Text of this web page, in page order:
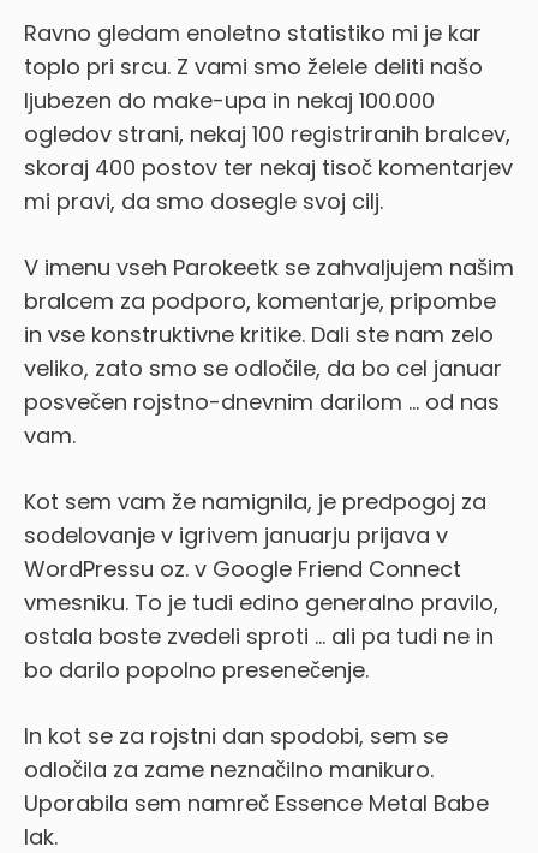
Ravno gledam enoletno statistiko mi je kar
toplo pri srcu. Z vami smo želele deliti našo
ljubezen do make-upa in nekaj 100.000
ogledov strani, nekaj 100 registriranih bralcev,
skoraj 400 postov ter nekaj tisoč komentarjev
mi pravi, da smo dosegle svoj cilj.
V imenu vseh Parokeetk se zahvaljujem našim
bralcem za podporo, komentarje, pripombe
in vse konstruktivne kritike. Dali ste nam zelo
veliko, zato smo se odločile, da bo cel januar
posvečen rojstno-dnevnim darilom … od nas
vam.
Kot sem vam že namignila, je predpogoj za
sodelovanje v igrivem januarju prijava v
WordPressu oz. v Google Friend Connect
vmesniku. To je tudi edino generalno pravilo,
ostala boste zvedeli sproti … ali pa tudi ne in
bo darilo popolno presenečenje.
In kot se za rojstni dan spodobi, sem se
odločila za zame neznačilno manikuro.
Uporabila sem namreč Essence Metal Babe
lak.